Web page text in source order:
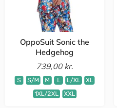
OppoSuit Sonic the
Hedgehog
739,00 kr.
S S/M M L L/XL
XL
1XL/2XL
XXL